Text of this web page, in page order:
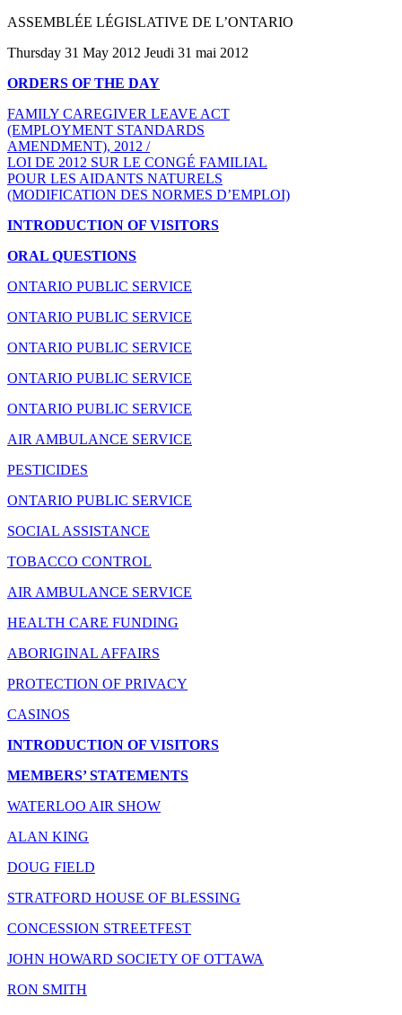
ASSEMBLÉE LÉGISLATIVE DE L’ONTARIO
Thursday 31 May 2012 Jeudi 31 mai 2012
ORDERS OF THE DAY
FAMILY CAREGIVER LEAVE ACT
(EMPLOYMENT STANDARDS
AMENDMENT), 2012 /
LOI DE 2012 SUR LE CONGÉ FAMILIAL
POUR LES AIDANTS NATURELS
(MODIFICATION DES NORMES D’EMPLOI)
INTRODUCTION OF VISITORS
ORAL QUESTIONS
ONTARIO PUBLIC SERVICE
ONTARIO PUBLIC SERVICE
ONTARIO PUBLIC SERVICE
ONTARIO PUBLIC SERVICE
ONTARIO PUBLIC SERVICE
AIR AMBULANCE SERVICE
PESTICIDES
ONTARIO PUBLIC SERVICE
SOCIAL ASSISTANCE
TOBACCO CONTROL
AIR AMBULANCE SERVICE
HEALTH CARE FUNDING
ABORIGINAL AFFAIRS
PROTECTION OF PRIVACY
CASINOS
INTRODUCTION OF VISITORS
MEMBERS’ STATEMENTS
WATERLOO AIR SHOW
ALAN KING
DOUG FIELD
STRATFORD HOUSE OF BLESSING
CONCESSION STREETFEST
JOHN HOWARD SOCIETY OF OTTAWA
RON SMITH